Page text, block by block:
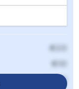
€20
€10
€6,40